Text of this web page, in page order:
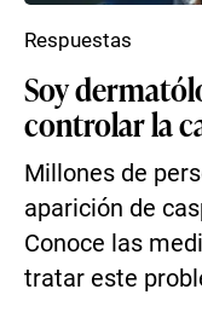
Soy
controlar la
Millones de
aparición de
Conoce las
tratar este
Respuestas